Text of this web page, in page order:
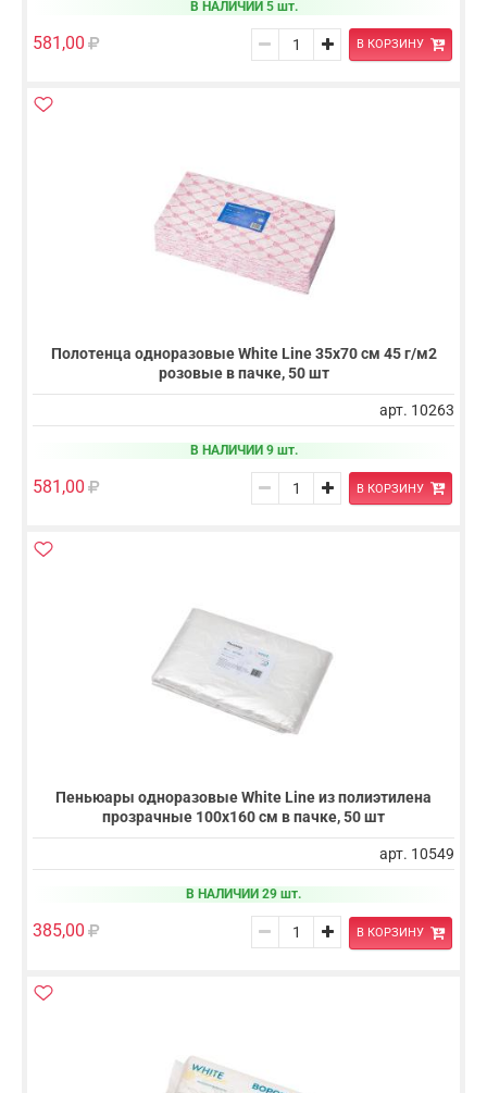
В НАЛИЧИИ 5 шт.
581,00 В КОРЗИНУ
Полотенца одноразовые White Line 35х70 см 45 г/м2
розовые в пачке, 50 шт
арт. 10263
В НАЛИЧИИ 9 шт.
581,00 В КОРЗИНУ
Пеньюары одноразовые White Line из полиэтилена
прозрачные 100х160 см в пачке, 50 шт
арт. 10549
В НАЛИЧИИ 29 шт.
385,00 В КОРЗИНУ